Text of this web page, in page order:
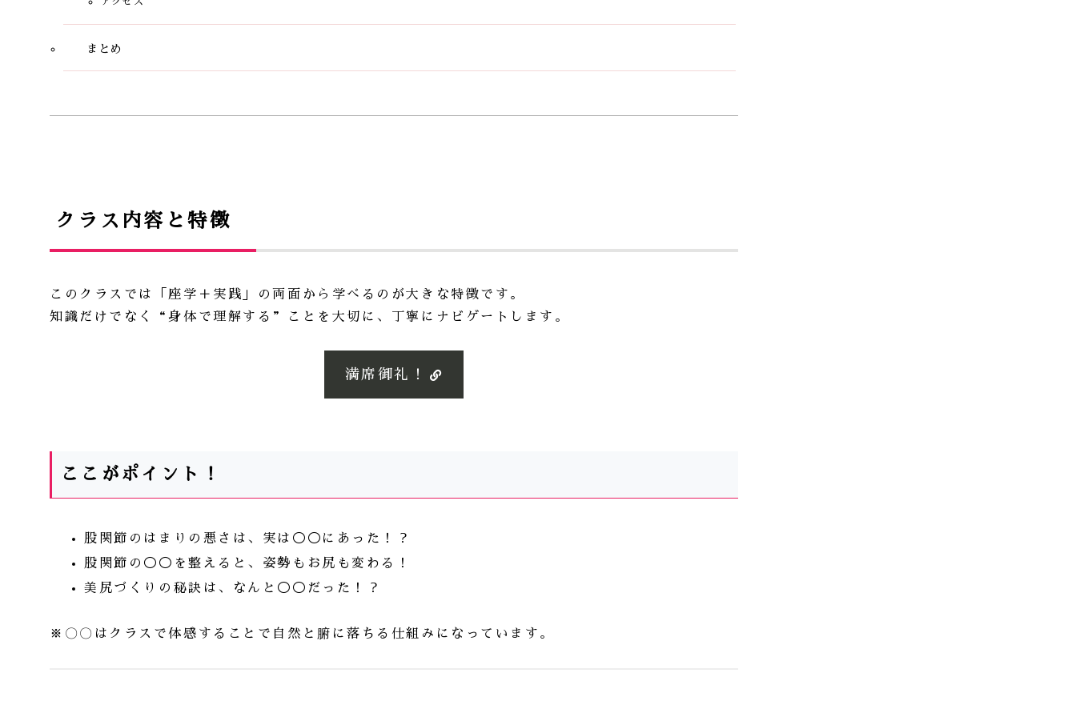
まとめ
クラス内容と特徴
このクラスでは「座学＋実践」の両面から学べるのが大きな特徴です。
知識だけでなく“身体で理解する”ことを大切に、丁寧にナビゲートします。
満席御礼！
ここがポイント！
股関節のはまりの悪さは、実は◯◯にあった！？
股関節の◯◯を整えると、姿勢もお尻も変わる！
美尻づくりの秘訣は、なんと◯◯だった！？
※〇〇はクラスで体感することで自然と腑に落ちる仕組みになっています。